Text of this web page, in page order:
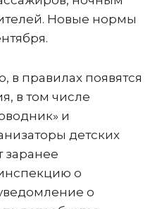
Новые нормы
в правилах появятся
в том числе
и
детских
заранее
о
о